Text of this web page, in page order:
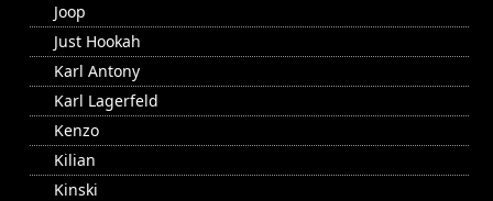
Joop
Just Hookah
Karl Antony
Karl Lagerfeld
Kenzo
Kilian
Kinski